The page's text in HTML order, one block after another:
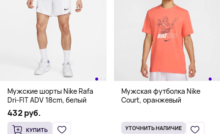
Мужские шорты Nike Rafa
Dri-FIT ADV 18cm, белый
432 руб.
КУПИТЬ
Мужская футболка Nike
Court, оранжевый
УТОЧНИТЬ НАЛИЧИЕ